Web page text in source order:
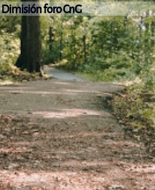
Dimisión foro CnG